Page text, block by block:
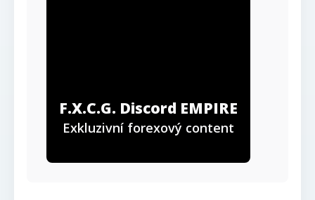
F.X.C.G. Discord EMPIRE
Exkluzivní forexový content